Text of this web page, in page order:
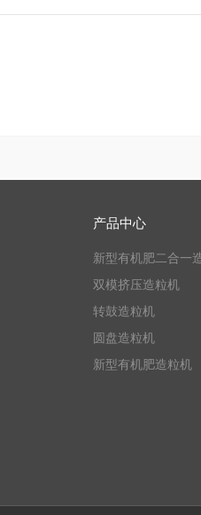
产品中心
新型有机肥二合一
双模挤压造粒机
转鼓造粒机
圆盘造粒机
新型有机肥造粒机